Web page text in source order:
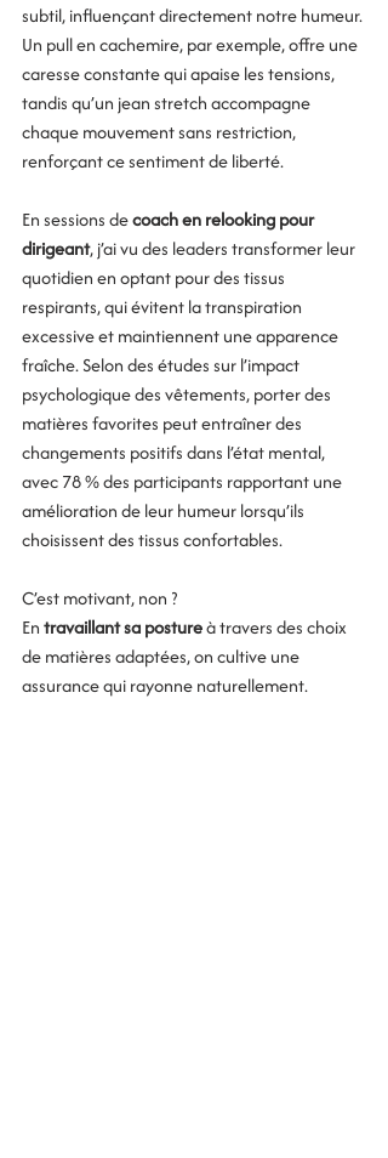
subtil, influençant directement notre humeur.
Un pull en cachemire, par exemple, offre une
caresse constante qui apaise les tensions,
tandis qu’un jean stretch accompagne
chaque mouvement sans restriction,
renforçant ce sentiment de liberté.
En sessions de coach en relooking pour
dirigeant, j’ai vu des leaders transformer leur
quotidien en optant pour des tissus
respirants, qui évitent la transpiration
excessive et maintiennent une apparence
fraîche. Selon des études sur l’impact
psychologique des vêtements, porter des
matières favorites peut entraîner des
changements positifs dans l’état mental,
avec 78 % des participants rapportant une
amélioration de leur humeur lorsqu’ils
choisissent des tissus confortables.
C’est motivant, non ?
En travaillant sa posture à travers des choix
de matières adaptées, on cultive une
assurance qui rayonne naturellement.